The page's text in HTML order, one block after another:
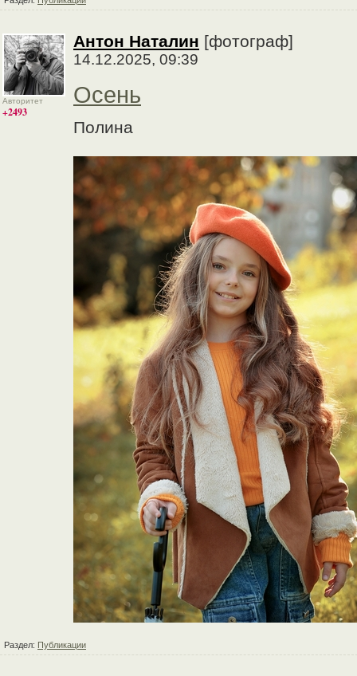
Авторитет
+2493
Антон Наталин [фотограф]
14.12.2025, 09:39
Осень
Полина
Раздел: Публикации